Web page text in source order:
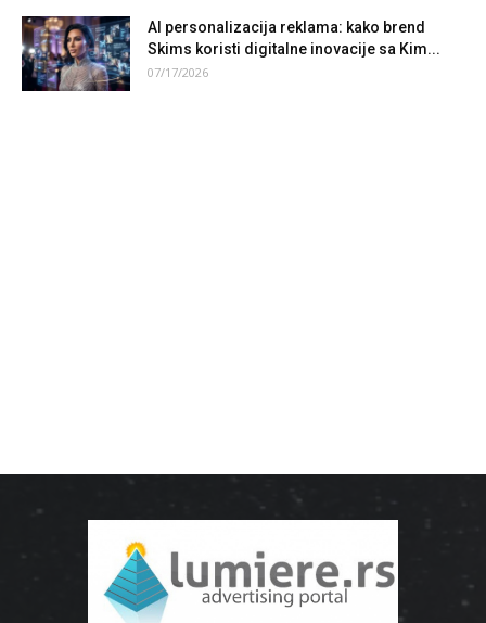
AI personalizacija reklama: kako brend
Skims koristi digitalne inovacije sa Kim...
07/17/2026